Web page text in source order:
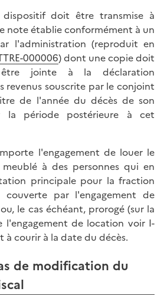
doit être transmise à
note établie conformément à un
l'administration (reproduit en
000006) dont une copie doit
jointe à la déclaration
revenus souscrite par le conjoint
de l'année du décès de son
la période postérieure à cet
l'engagement de louer le
à des personnes qui en
principale pour la fraction
par l'engagement de
le cas échéant, prorogé (sur la
l'engagement de location voir I-
à courir à la date du décès.
de modification du